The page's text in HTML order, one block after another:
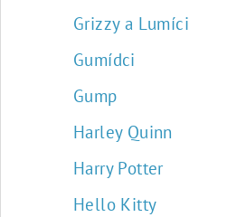
Grizzy a Lumíci
Gumídci
Gump
Harley Quinn
Harry Potter
Hello Kitty